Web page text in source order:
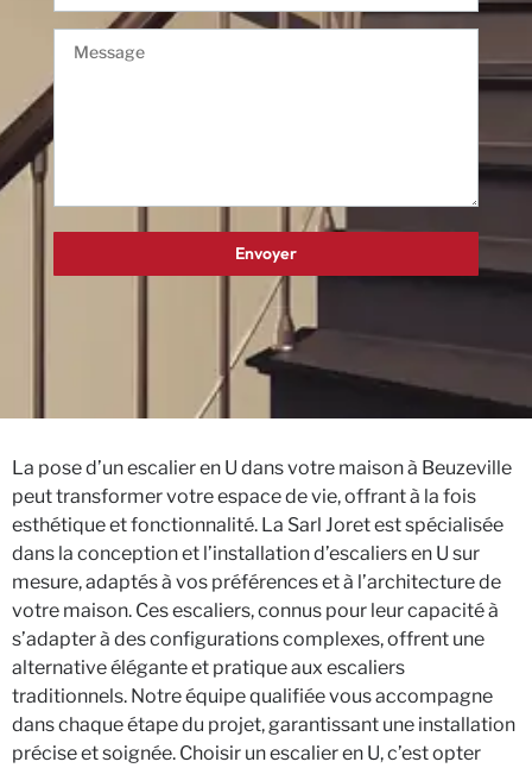
La pose d’un escalier en U dans votre maison à Beuzeville
peut transformer votre espace de vie, offrant à la fois
esthétique et fonctionnalité. La Sarl Joret est spécialisée
dans la conception et l’installation d’escaliers en U sur
mesure, adaptés à vos préférences et à l’architecture de
votre maison. Ces escaliers, connus pour leur capacité à
s’adapter à des configurations complexes, offrent une
alternative élégante et pratique aux escaliers
traditionnels. Notre équipe qualifiée vous accompagne
dans chaque étape du projet, garantissant une installation
précise et soignée. Choisir un escalier en U, c’est opter